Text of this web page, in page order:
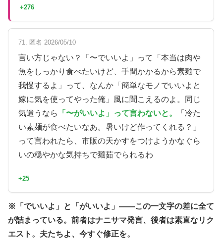
+276
71. 匿名 2026/05/10
言い方じゃない？「〜でいいよ」って「本当は肉や
魚をしっかり食べたいけど、手間かかるから素麺で
我慢するよ」って、なんか「簡単なモノでいいよと
嫁に気を使ってやった俺」風に聞こえるのよ。同じ
気遣うなら
「〜がいいよ」って言わないと。
「冷た
い素麺が食べたいなあ。暑いけど作ってくれる？」
って言われたら、市販の天かすをつけようかなぐら
いの穏やかな気持ちで麺茹でられるわ
+25
※「でいいよ」と「がいいよ」——この一文字の差に全て
が詰まっている。前者はナニサマ発言、後者は素直なリク
エスト。夫たちよ、今すぐ修正を。